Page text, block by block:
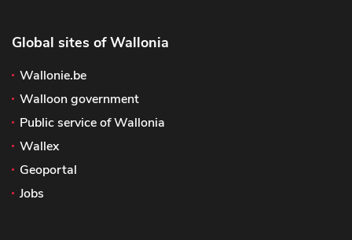
Global sites of Wallonia
Wallonie.be
Walloon government
Public service of Wallonia
Wallex
Geoportal
Jobs